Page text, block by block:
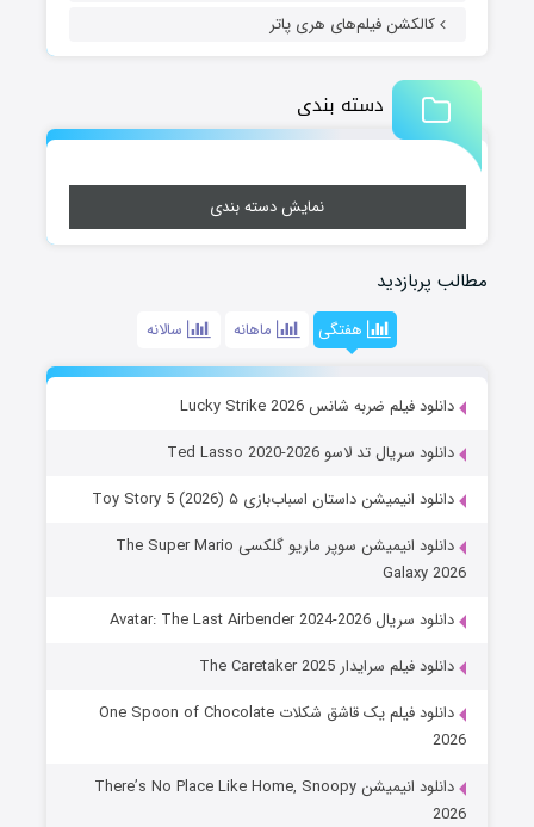
کالکشن فیلم‌های هری پاتر
دسته بندی
نمایش دسته بندی
مطالب پربازدید
هفتگی ماهانه سالانه
دانلود فیلم ضربه شانس Lucky Strike 2026
دانلود سریال تد لاسو Ted Lasso 2020-2026
دانلود انیمیشن داستان اسباب‌بازی ۵ Toy Story 5 (2026)
دانلود انیمیشن سوپر ماریو گلکسی The Super Mario
Galaxy 2026
دانلود سریال Avatar: The Last Airbender 2024-2026
دانلود فیلم سرایدار The Caretaker 2025
دانلود فیلم یک قاشق شکلات One Spoon of Chocolate
2026
دانلود انیمیشن There’s No Place Like Home, Snoopy
2026